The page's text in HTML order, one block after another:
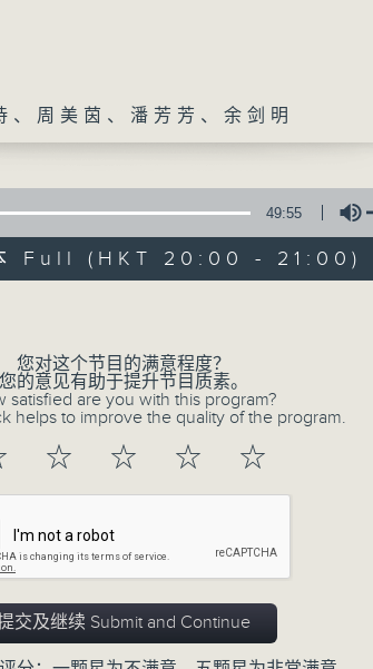
恬淡情怀
、周美茵、潘芳芳、余剑明
49:55
Full (HKT 20:00 - 21:00)
您对这个节目的满意程度？
您的意见有助于提升节目质素。
satisfied are you with this program?
helps to improve the quality of the program.
☆ ☆ ☆ ☆
交及继续 Submit and Continue